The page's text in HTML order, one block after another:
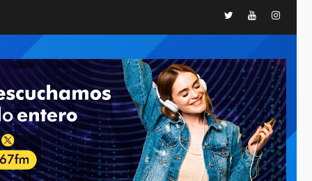
TwitterYoutube
6
TITULARES
CNP plantea incluir
Libertad de Expresión
en agenda de
negociación con
comisión de AN 2015
DESTACADOS
NACIONALES
ÚLTIMA HORA
Gobierno nacional y
regional nos